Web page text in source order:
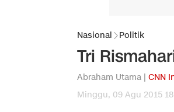
Nasional Politik
Tri
Abraham Utama | CNN
Minggu, 09 Agu 2015